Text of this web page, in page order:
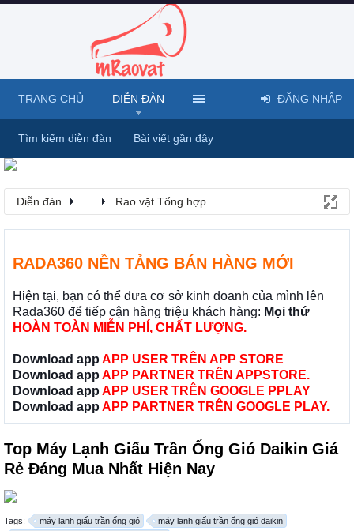
Diễn đàn Rao vặt Tổng hợp
RADA360 NỀN TẢNG BÁN HÀNG MỚI
Hiện tại, bạn có thể đưa cơ sở kinh doanh của mình lên
Rada360 để tiếp cận hàng triệu khách hàng: Mọi thứ
HOÀN TOÀN MIỄN PHÍ, CHẤT LƯỢNG.
Download app APP USER TRÊN APP STORE
Download app APP PARTNER TRÊN APPSTORE.
Download app APP USER TRÊN GOOGLE PPLAY
Download app APP PARTNER TRÊN GOOGLE PLAY.
Top Máy Lạnh Giấu Trần Ống Gió Daikin Giá
Rẻ Đáng Mua Nhất Hiện Nay
Tags: máy lạnh giấu trần ống gió
máy lạnh giấu trần ống gió daikin
TRANG CHỦ DIỄN ĐÀN
Tìm kiếm diễn đàn Bài viết gần đây
ĐĂNG NHẬP